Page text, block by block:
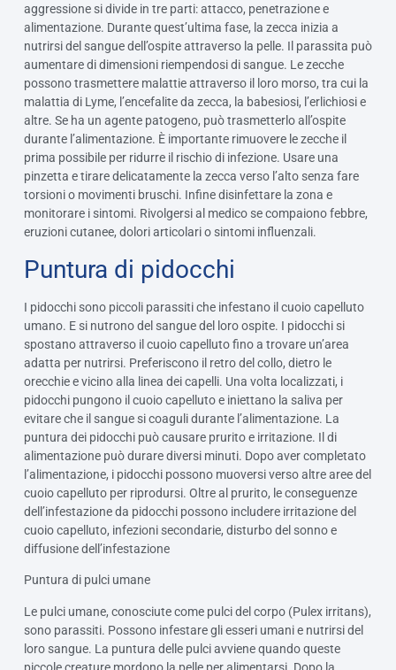
aggressione si divide in tre parti: attacco, penetrazione e
alimentazione. Durante quest’ultima fase, la zecca inizia a
nutrirsi del sangue dell’ospite attraverso la pelle. Il parassita può
aumentare di dimensioni riempendosi di sangue. Le zecche
possono trasmettere malattie attraverso il loro morso, tra cui la
malattia di Lyme, l’encefalite da zecca, la babesiosi, l’erlichiosi e
altre. Se ha un agente patogeno, può trasmetterlo all’ospite
durante l’alimentazione. È importante rimuovere le zecche il
prima possibile per ridurre il rischio di infezione. Usare una
pinzetta e tirare delicatamente la zecca verso l’alto senza fare
torsioni o movimenti bruschi. Infine disinfettare la zona e
monitorare i sintomi. Rivolgersi al medico se compaiono febbre,
eruzioni cutanee, dolori articolari o sintomi influenzali.
Puntura di pidocchi
I pidocchi sono piccoli parassiti che infestano il cuoio capelluto
umano. E si nutrono del sangue del loro ospite. I pidocchi si
spostano attraverso il cuoio capelluto fino a trovare un’area
adatta per nutrirsi. Preferiscono il retro del collo, dietro le
orecchie e vicino alla linea dei capelli. Una volta localizzati, i
pidocchi pungono il cuoio capelluto e iniettano la saliva per
evitare che il sangue si coaguli durante l’alimentazione. La
puntura dei pidocchi può causare prurito e irritazione. Il di
alimentazione può durare diversi minuti. Dopo aver completato
l’alimentazione, i pidocchi possono muoversi verso altre aree del
cuoio capelluto per riprodursi. Oltre al prurito, le conseguenze
dell’infestazione da pidocchi possono includere irritazione del
cuoio capelluto, infezioni secondarie, disturbo del sonno e
diffusione dell’infestazione
Puntura di pulci umane
Le pulci umane, conosciute come pulci del corpo (Pulex irritans),
sono parassiti. Possono infestare gli esseri umani e nutrirsi del
loro sangue. La puntura delle pulci avviene quando queste
piccole creature mordono la pelle per alimentarsi. Dopo la